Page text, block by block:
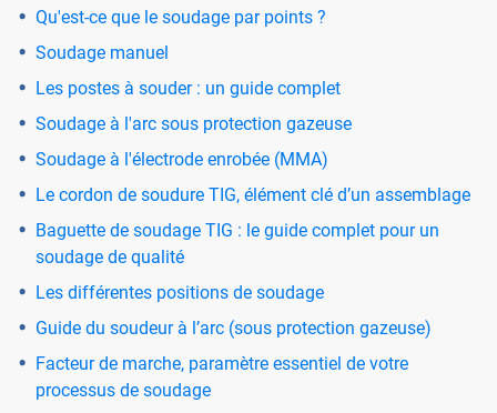
Qu'est-ce que le soudage par points ?
Soudage manuel
Les postes à souder : un guide complet
Soudage à l'arc sous protection gazeuse
Soudage à l'électrode enrobée (MMA)
Le cordon de soudure TIG, élément clé d’un assemblage
Baguette de soudage TIG : le guide complet pour un
soudage de qualité
Les différentes positions de soudage
Guide du soudeur à l’arc (sous protection gazeuse)
Facteur de marche, paramètre essentiel de votre
processus de soudage